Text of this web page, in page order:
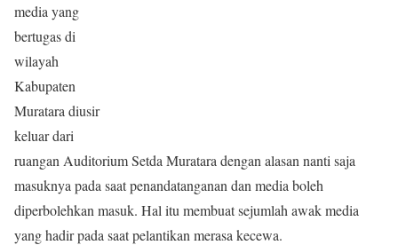
media yang
bertugas di
wilayah
Kabupaten
Muratara diusir
keluar dari
ruangan Auditorium Setda Muratara dengan alasan nanti saja
masuknya pada saat penandatanganan dan media boleh
diperbolehkan masuk. Hal itu membuat sejumlah awak media
yang hadir pada saat pelantikan merasa kecewa.